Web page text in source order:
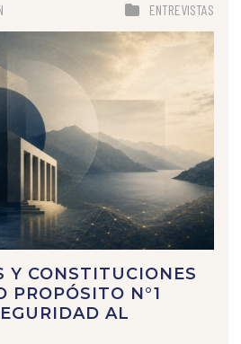
ENTREVISTAS
Y CONSTITUCIONES
PROPÓSITO N°1
AL